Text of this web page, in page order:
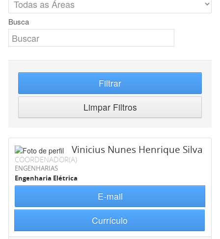
Busca
Filtrar
Limpar Filtros
Vinicius Nunes Henrique Silva
COORDENADOR(A)
ENGENHARIAS
Engenharia Elétrica
E-mail
Currículo